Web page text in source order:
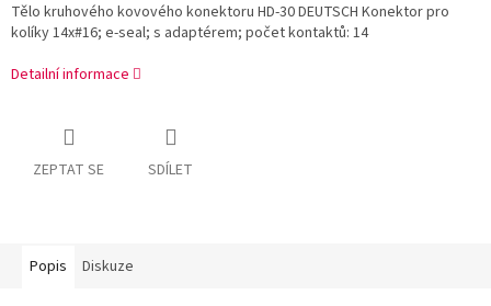
Tělo kruhového kovového konektoru HD-30 DEUTSCH Konektor pro
kolíky 14x#16; e-seal; s adaptérem; počet kontaktů: 14
Detailní informace
ZEPTAT SE SDÍLET
Popis Diskuze